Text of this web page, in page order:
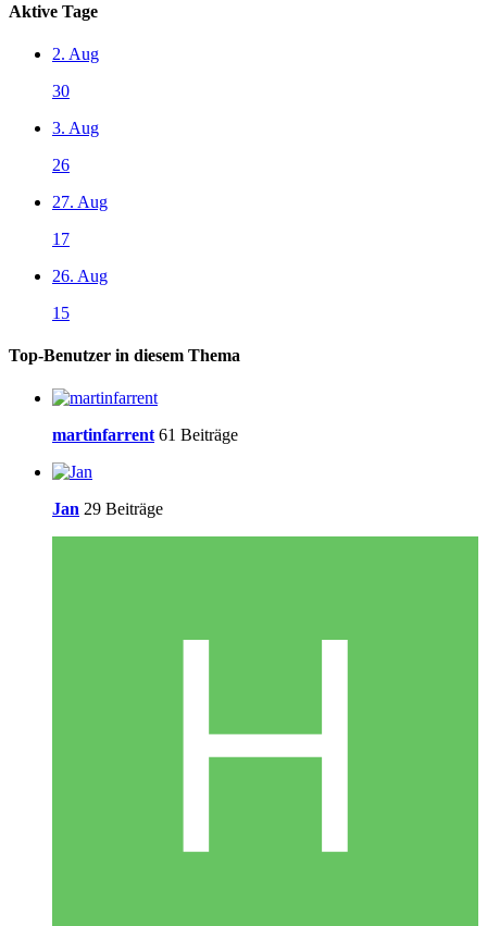
Aktive Tage
2. Aug
30
3. Aug
26
27. Aug
17
26. Aug
15
Top-Benutzer in diesem Thema
martinfarrent 61 Beiträge
Jan 29 Beiträge